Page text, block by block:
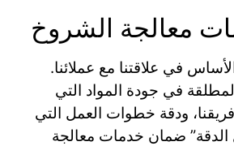
معالجة الشروخ
في علاقتنا مع عملائنا.
في جودة المواد التي
ودقة خطوات العمل التي
الدقة” ضمان خدمات معالجة